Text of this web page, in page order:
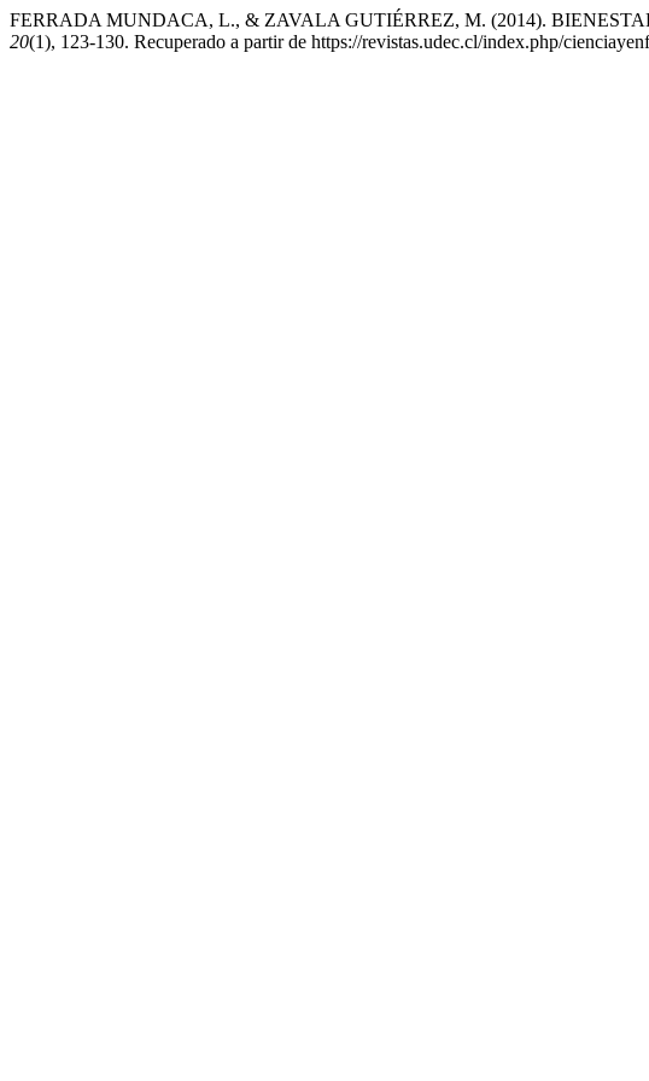
FERRADA MUNDACA, L., & ZAVALA GUTIÉRREZ, M. (2014).
20(1), 123-130. Recuperado a partir de https://revistas.udec.cl/index.php/